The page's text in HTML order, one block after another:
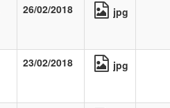
26/02/2018 jpg
23/02/2018 jpg